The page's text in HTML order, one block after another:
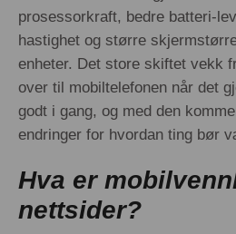
prosessorkraft, bedre batteri-
hastighet og større
enheter. Det store skiftet vekk
over til mobiltelefonen når det
godt i gang, og med den
endringer for hvordan ting bør
Hva er
nettsider?